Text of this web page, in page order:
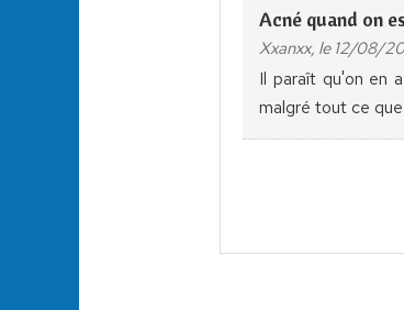
Acné quand on
Xxanxx, le 12/08/
Il paraît qu'on en
malgré tout ce